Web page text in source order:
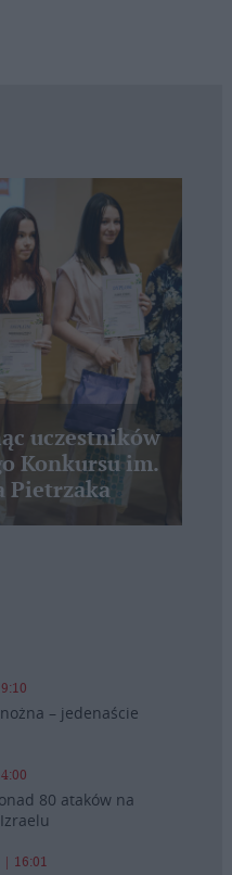
uczestników
Konkursu im.
Pietrzaka
– jedenaście
80 ataków na
| 16:01